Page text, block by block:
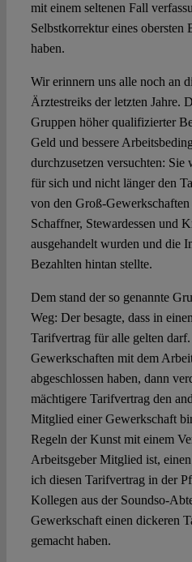
mit einem seltenen Fall
Selbstkorrektur eines obersten
haben.
Wir erinnern uns alle noch an
Ärztestreiks der letzten Jahre.
Gruppen höher qualifizierter
Geld und bessere
durchzusetzen versuchten:
für sich und nicht länger den
von den Groß-
Schaffner, Stewardessen und
ausgehandelt wurden und die
Bezahlten hintan stellte.
Dem stand der so genannte
Weg: Der besagte, dass in
Tarifvertrag für alle gelten
Gewerkschaften mit dem
abgeschlossen haben, dann
mächtigere Tarifvertrag den
Mitglied einer Gewerkschaft
Regeln der Kunst mit einem
Arbeitsgeber Mitglied ist,
ich diesen Tarifvertrag in der
Kollegen aus der Soundso-
Gewerkschaft einen dickeren
gemacht haben.